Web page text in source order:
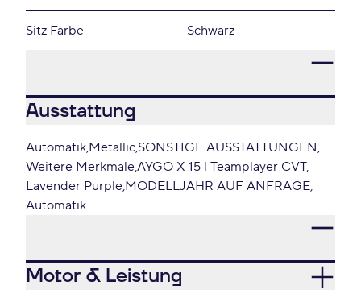
Sitz Farbe Schwarz
Ausstattung
Automatik Metallic SONSTIGE AUSSTATTUNGEN
Weitere MerkmaleAYGO X 15 l Teamplayer CVT
Lavender Purple MODELLJAHR AUF ANFRAGE
Automatik
Motor & Leistung